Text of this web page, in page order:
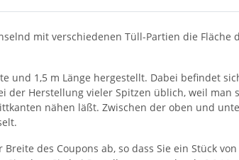
mit verschiedenen Tüll-Partien die
und 1,5 m Länge hergestellt. Dabei befindet
der Herstellung vieler Spitzen üblich, weil
nähen läßt. Zwischen der oben und
des Coupons ab, so dass Sie ein Stück